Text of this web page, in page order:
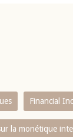
Financial
la monétique